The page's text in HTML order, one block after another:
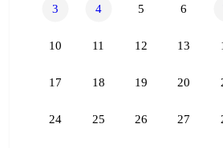
3 4 5 6
10 11 12 13
17 18 19 20
24 25 26 27